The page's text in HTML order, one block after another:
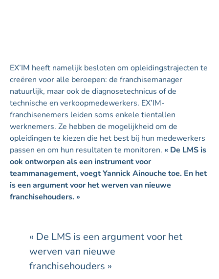
EX’IM heeft namelijk besloten om opleidingstrajecten te
creëren voor alle beroepen: de franchisemanager
natuurlijk, maar ook de diagnosetechnicus of de
technische en verkoopmedewerkers. EX’IM-
franchisenemers leiden soms enkele tientallen
werknemers. Ze hebben de mogelijkheid om de
opleidingen te kiezen die het best bij hun medewerkers
passen en om hun resultaten te monitoren. « De LMS is
ook ontworpen als een instrument voor
teammanagement, voegt Yannick Ainouche toe. En het
is een argument voor het werven van nieuwe
franchisehouders. »
« De LMS is een argument voor het
werven van nieuwe
franchisehouders »